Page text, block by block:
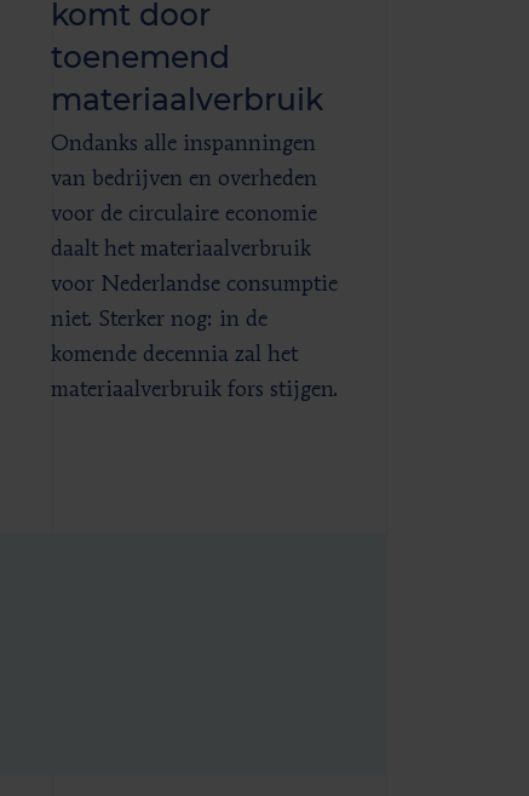
komt door
toenemend
materiaalverbruik
Ondanks alle inspanningen
van bedrijven en overheden
voor de circulaire economie
daalt het materiaalverbruik
voor Nederlandse consumptie
niet. Sterker nog: in de
komende decennia zal het
materiaalverbruik fors stijgen.